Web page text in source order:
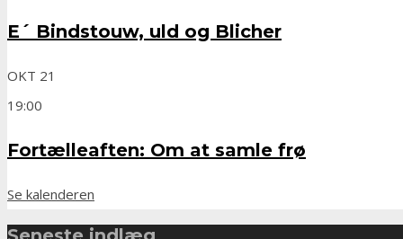
E´ Bindstouw, uld og Blicher
OKT 21
19:00
Fortælleaften: Om at samle frø
Se kalenderen